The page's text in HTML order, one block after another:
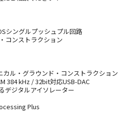
シングルプッシュプル回路
コンストラクション
ル・グラウンド・コンストラクション
384 kHz / 32bit対応USB-DAC
デジタルアイソレーター
Plus